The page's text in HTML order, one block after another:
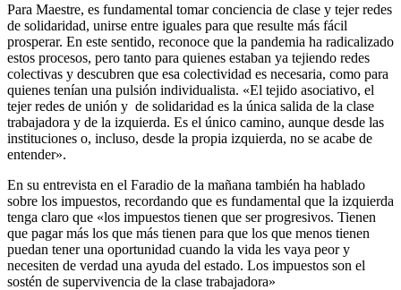
Para Maestre, es fundamental tomar conciencia de clase y tejer redes
de solidaridad, unirse entre iguales para que resulte más fácil
prosperar. En este sentido, reconoce que la pandemia ha radicalizado
estos procesos, pero tanto para quienes estaban ya tejiendo redes
colectivas y descubren que esa colectividad es necesaria, como para
quienes tenían una pulsión individualista. «El tejido asociativo, el
tejer redes de unión y de solidaridad es la única salida de la clase
trabajadora y de la izquierda. Es el único camino, aunque desde las
instituciones o, incluso, desde la propia izquierda, no se acabe de
entender».
En su entrevista en el Faradio de la mañana también ha hablado
sobre los impuestos, recordando que es fundamental que la izquierda
tenga claro que «los impuestos tienen que ser progresivos. Tienen
que pagar más los que más tienen para que los que menos tienen
puedan tener una oportunidad cuando la vida les vaya peor y
necesiten de verdad una ayuda del estado. Los impuestos son el
sostén de supervivencia de la clase trabajadora»